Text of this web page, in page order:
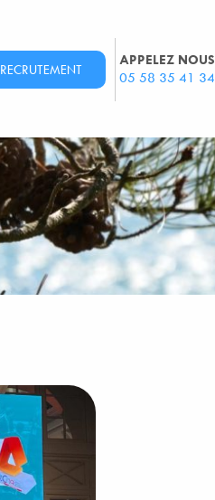
RECRUTEMENT
APPELEZ NOUS
05 58 35 41 34